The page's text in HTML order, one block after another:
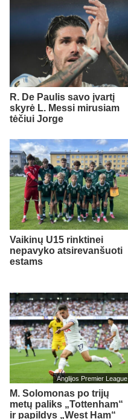
R. De Paulis savo įvartį
skyrė L. Messi mirusiam
tėčiui Jorge
Vaikinų U15 rinktinei
nepavyko atsirevanšuoti
estams
Anglijos Premier League
M. Solomonas po trijų
metų paliks „Tottenham“
ir papildys „West Ham“